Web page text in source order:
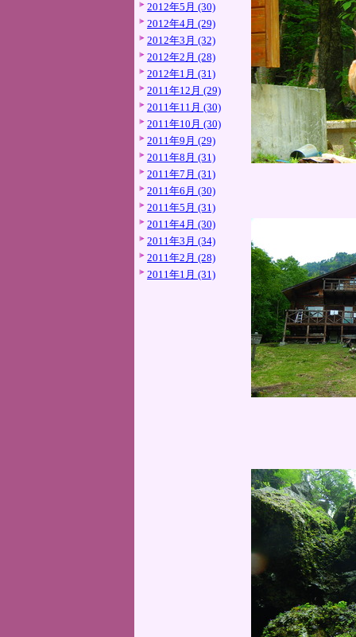
2012年5月 (30)
2012年4月 (29)
2012年3月 (32)
2012年2月 (28)
2012年1月 (31)
2011年12月 (29)
2011年11月 (30)
2011年10月 (30)
2011年9月 (29)
2011年8月 (31)
2011年7月 (31)
2011年6月 (30)
2011年5月 (31)
2011年4月 (30)
2011年3月 (34)
2011年2月 (28)
2011年1月 (31)